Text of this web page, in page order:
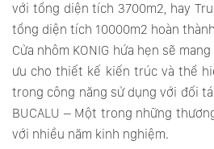
với tổng diện tích 3700m2, hay
tổng diện tích 10000m2 hoàn
Cửa nhôm KONIG hứa hẹn sẽ
ưu cho thiết kế kiến trúc và thể
trong công năng sử dụng với đối
BUCALU – Một trong những
với nhiều năm kinh nghiệm.